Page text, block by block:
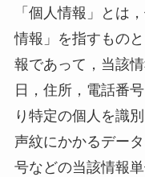
「個人情報」とは
情報」を指すもの
報であって，当該
日，住所，電話番
り特定の個人を識
声紋にかかるデー
号などの当該情報